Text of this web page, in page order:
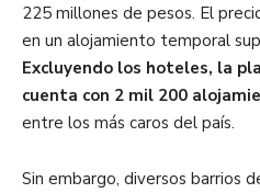
225 millones de pesos. El
en un alojamiento temporal
Excluyendo los hoteles, la
cuenta con 2 mil 200
entre los más caros del país.
Sin embargo, diversos barrios